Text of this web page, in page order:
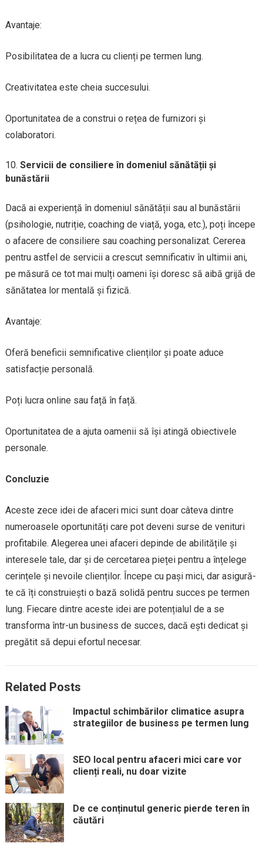
Avantaje:
Posibilitatea de a lucra cu clienți pe termen lung.
Creativitatea este cheia succesului.
Oportunitatea de a construi o rețea de furnizori și
colaboratori.
Servicii de consiliere în domeniul sănătății și
bunăstării
Dacă ai experiență în domeniul sănătății sau al bunăstării
(psihologie, nutriție, coaching de viață, yoga, etc.), poți începe
o afacere de consiliere sau coaching personalizat. Cererea
pentru astfel de servicii a crescut semnificativ în ultimii ani,
pe măsură ce tot mai mulți oameni își doresc să aibă grijă de
sănătatea lor mentală și fizică.
Avantaje:
Oferă beneficii semnificative clienților și poate aduce
satisfacție personală.
Poți lucra online sau față în față.
Oportunitatea de a ajuta oamenii să își atingă obiectivele
personale.
Concluzie
Aceste zece idei de afaceri mici sunt doar câteva dintre
numeroasele oportunități care pot deveni surse de venituri
profitabile. Alegerea unei afaceri depinde de abilitățile și
interesele tale, dar și de cercetarea pieței pentru a înțelege
cerințele și nevoile clienților. Începe cu pași mici, dar asigură-
te că îți construiești o bază solidă pentru succes pe termen
lung. Fiecare dintre aceste idei are potențialul de a se
transforma într-un business de succes, dacă ești dedicat și
pregătit să depui efortul necesar.
Related Posts
Impactul schimbărilor climatice asupra
strategiilor de business pe termen lung
SEO local pentru afaceri mici care vor
clienți reali, nu doar vizite
De ce conținutul generic pierde teren în
căutări